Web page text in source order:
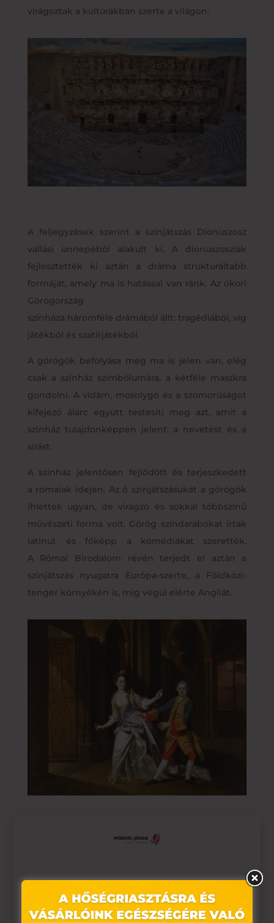
virágoztak a kultúrákban szerte a világon.
A feljegyzések szerint a színjátszás Dionüszosz
vallási ünnepéből alakult ki. A dionüszosziak
fejlesztették ki aztán a dráma strukturáltabb
formáját, amely ma is hatással van ránk. Az ókori
Görögország
színháza háromféle drámából állt: tragédiából, víg
játékból és szatírjátékból.
A görögök befolyása még ma is jelen van, elég
csak a színház szimbólumára, a kétféle maszkra
gondolni. A vidám, mosolygó és a szomorúságot
kifejező álarc együtt testesíti meg azt, amit a
színház tulajdonképpen jelent: a nevetést és a
sírást.
A színház jelentősen fejlődött és terjeszkedett
a rómaiak idején. Az ő színjátszásukat a görögök
ihlették ugyan, de virágzó és sokkal többszínű
művészeti forma volt. Görög színdarabokat írtak
latinul, és főképp a komédiákat szerették.
A Római Birodalom révén terjedt el aztán a
színjátszás nyugatra Európa-szerte, a Földközi-
tenger környékén is, míg végül elérte Angliát.
rendezetlenség volt jellemző, ami egészen a 10.
szervezett színházi tevékenység megszűnt. A
harcok ellenére a színház végül újra
felemelkedett a vallásos színdarabokkal. Az egész
Ez az oldal sütiket használ
Weboldalunkon „cookie"-kat (továbbiakban „süti")